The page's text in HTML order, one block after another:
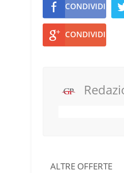
CONDIVIDI
CONDIVIDI
ALTRE OFFERTE